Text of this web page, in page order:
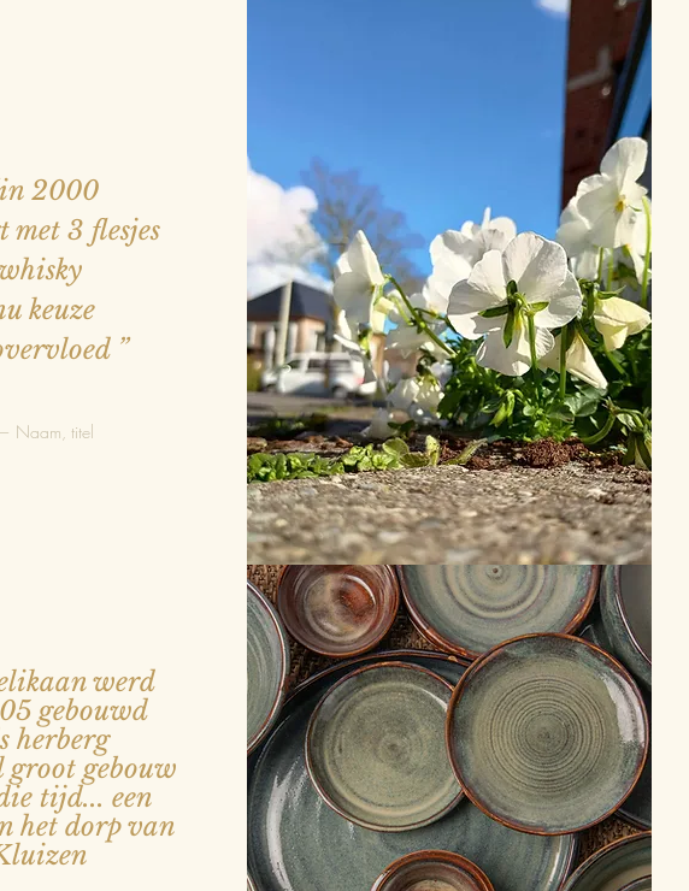
werd
gebouwd
herberg
groot gebouw
tijd... een
het dorp van
2000
met 3 flesjes
keuze
”
Naam, titel